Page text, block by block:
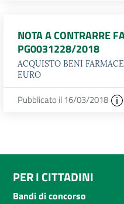
NOTA A CONTRARRE
PG0031228/2018
ACQUISTO BENI
EURO
Pubblicato il 16/03/2018
PER I CITTADINI
Bandi di concorso